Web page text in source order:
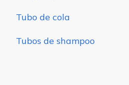
Tubo de cola
Tubos de shampoo